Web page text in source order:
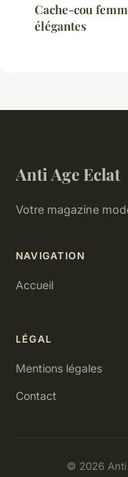
Cache-cou
élégantes
Anti Age Eclat
Votre magazine
NAVIGATION
Accueil
LÉGAL
Mentions légales
Contact
© 2026 Anti